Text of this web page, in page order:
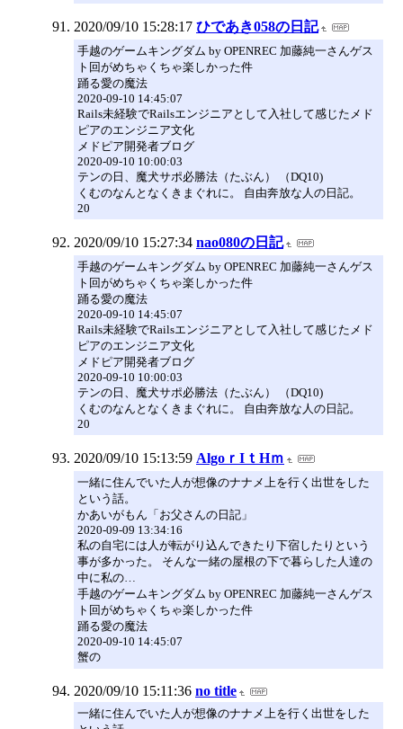
2020/09/10 15:28:17 ひであき058の日記
手越のゲームキングダム by OPENREC 加藤純一さんゲス
ト回がめちゃくちゃ楽しかった件
踊る愛の魔法
2020-09-10 14:45:07
Rails未経験でRailsエンジニアとして入社して感じたメド
ピアのエンジニア文化
メドピア開発者ブログ
2020-09-10 10:00:03
テンの日、魔犬サポ必勝法（たぶん） （DQ10)
くむのなんとなくきまぐれに。 自由奔放な人の日記。
20
2020/09/10 15:27:34 nao080の日記
手越のゲームキングダム by OPENREC 加藤純一さんゲス
ト回がめちゃくちゃ楽しかった件
踊る愛の魔法
2020-09-10 14:45:07
Rails未経験でRailsエンジニアとして入社して感じたメド
ピアのエンジニア文化
メドピア開発者ブログ
2020-09-10 10:00:03
テンの日、魔犬サポ必勝法（たぶん） （DQ10)
くむのなんとなくきまぐれに。 自由奔放な人の日記。
20
2020/09/10 15:13:59 AlgoｒIｔHｍ
一緒に住んでいた人が想像のナナメ上を行く出世をした
という話。
かあいがもん「お父さんの日記」
2020-09-09 13:34:16
私の自宅には人が転がり込んできたり下宿したりという
事が多かった。 そんな一緒の屋根の下で暮らした人達の
中に私の…
手越のゲームキングダム by OPENREC 加藤純一さんゲス
ト回がめちゃくちゃ楽しかった件
踊る愛の魔法
2020-09-10 14:45:07
蟹の
2020/09/10 15:11:36 no title
一緒に住んでいた人が想像のナナメ上を行く出世をした